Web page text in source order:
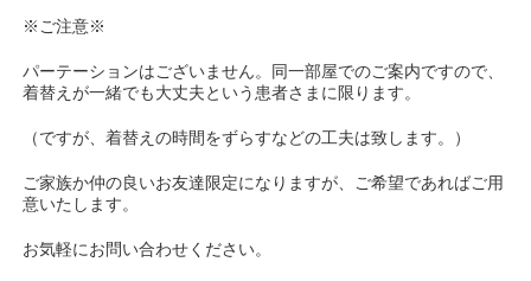
※ご注意※
パーテーションはございません。同一部屋でのご案内ですので、
着替えが一緒でも大丈夫という患者さまに限ります。
（ですが、着替えの時間をずらすなどの工夫は致します。）
ご家族か仲の良いお友達限定になりますが、ご希望であればご用
意いたします。
お気軽にお問い合わせください。